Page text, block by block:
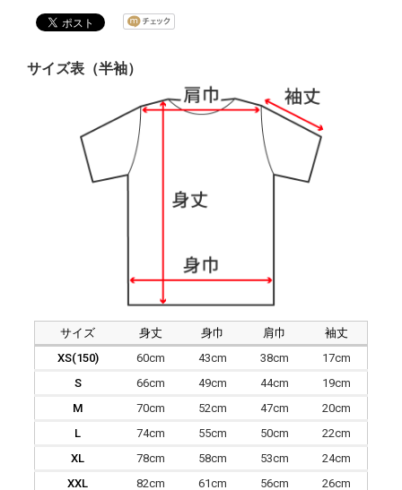
サイズ表（半袖）
サイズ 身丈 身巾 肩巾
袖丈
XS(150)
60cm 43cm 38cm
17cm
S
66cm 49cm 44cm
19cm
M
70cm 52cm 47cm
20cm
L
74cm 55cm 50cm
22cm
XL
78cm 58cm 53cm
24cm
XXL
82cm 61cm 56cm 26cm